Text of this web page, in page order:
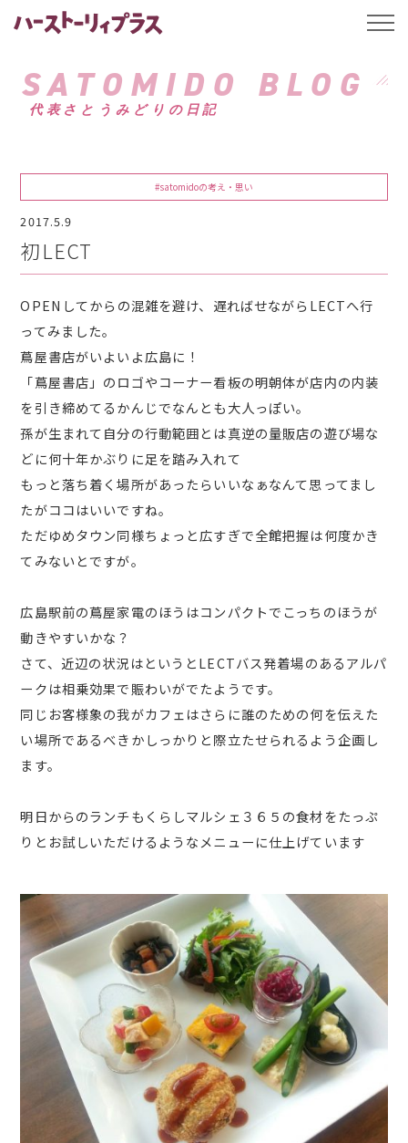
ハーストーリィプ
SATOMIDO BLOG
代表さとうみどりの日記
#satomidoの考え・思い
2017.5.9
初LECT
OPENしてからの混雑を避け、遅ればせながらLECTへ行
ってみました。
蔦屋書店がいよいよ広島に！
「蔦屋書店」のロゴやコーナー看板の明朝体が店内の内装
を引き締めてるかんじでなんとも大人っぽい。
孫が生まれて自分の行動範囲とは真逆の量販店の遊び場な
どに何十年かぶりに足を踏み入れて
もっと落ち着く場所があったらいいなぁなんて思ってまし
たがココはいいですね。
ただゆめタウン同様ちょっと広すぎで全館把握は何度かき
てみないとですが。
広島駅前の蔦屋家電のほうはコンパクトでこっちのほうが
動きやすいかな？
さて、近辺の状況はというとLECTバス発着場のあるアルパ
ークは相乗効果で賑わいがでたようです。
同じお客様象の我がカフェはさらに誰のための何を伝えた
い場所であるべきかしっかりと際立たせられるよう企画し
ます。
明日からのランチもくらしマルシェ３６５の食材をたっぷ
りとお試しいただけるようなメニューに仕上げています
t
l
a